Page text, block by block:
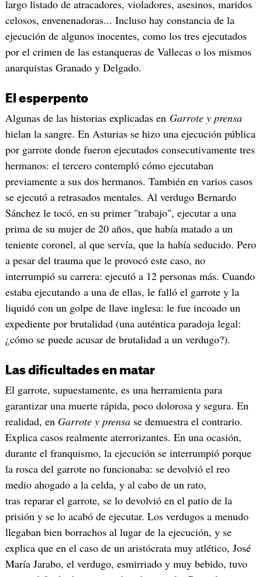
largo listado de atracadores, violadores, asesinos, maridos
celosos, envenenadoras... Incluso hay constancia de la
ejecución de algunos inocentes, como los tres ejecutados
por el crimen de las estanqueras de Vallecas o los mismos
anarquistas Granado y Delgado.
El esperpento
Algunas de las historias explicadas en Garrote y prensa
hielan la sangre. En Asturias se hizo una ejecución pública
por garrote donde fueron ejecutados consecutivamente tres
hermanos: el tercero contempló cómo ejecutaban
previamente a sus dos hermanos. También en varios casos
se ejecutó a retrasados mentales. Al verdugo Bernardo
Sánchez le tocó, en su primer "trabajo", ejecutar a una
prima de su mujer de 20 años, que había matado a un
teniente coronel, al que servía, que la había seducido. Pero
a pesar del trauma que le provocó este caso, no
interrumpió su carrera: ejecutó a 12 personas más. Cuando
estaba ejecutando a una de ellas, le falló el garrote y la
liquidó con un golpe de llave inglesa: le fue incoado un
expediente por brutalidad (una auténtica paradoja legal:
¿cómo se puede acusar de brutalidad a un verdugo?).
Las dificultades en matar
El garrote, supuestamente, es una herramienta para
garantizar una muerte rápida, poco dolorosa y segura. En
realidad, en Garrote y prensase demuestra el contrario.
Explica casos realmente aterrorizantes. En una ocasión,
durante el franquismo, la ejecución se interrumpió porque
la rosca del garrote no funcionaba: se devolvió el reo
medio ahogado a la celda, y al cabo de un rato,
tras reparar el garrote, se lo devolvió en el patio de la
prisión y se lo acabó de ejecutar. Los verdugos a menudo
llegaban bien borrachos al lugar de la ejecución, y se
explica que en el caso de un aristócrata muy atlético, José
María Jarabo, el verdugo, esmirriado y muy bebido, tuvo